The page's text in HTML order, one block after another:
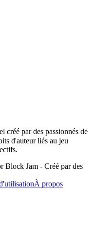
créé par des passionnés de
d'auteur liés au jeu
Jam - Créé par des
À propos